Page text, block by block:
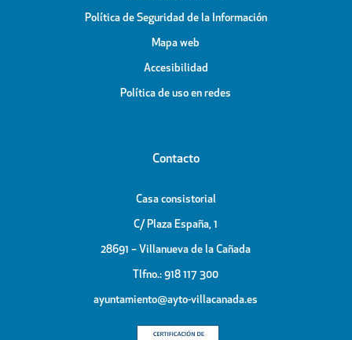
Política de Seguridad de la Información
Mapa web
Accesibilidad
Política de uso en redes
Contacto
Casa consistorial
C/ Plaza España, 1
28691 – Villanueva de la Cañada
Tlfno.: 918 117 300
ayuntamiento@ayto-villacanada.es